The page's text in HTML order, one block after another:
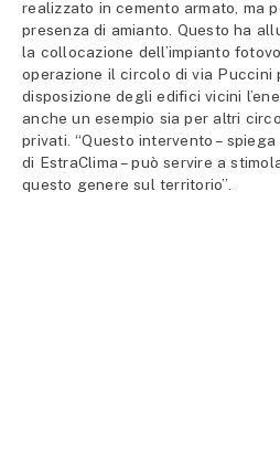
realizzato in cemento armato, ma
presenza di amianto. Questo ha
la collocazione dell’impianto
operazione il circolo di via Puccini
disposizione degli edifici vicini
anche un esempio sia per altri
privati. “Questo intervento –
di EstraClima – può servire a
questo genere sul territorio”.